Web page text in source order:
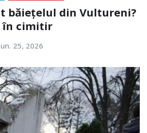
băiețelul din Vultureni?
în cimitir
25, 2026